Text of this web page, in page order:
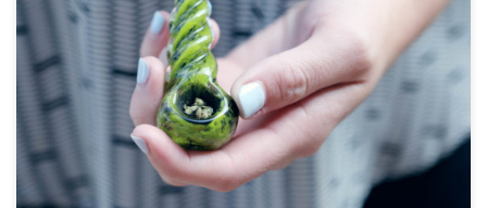
uzależnieniu od opioidów. Pensylwania dodała cztery nowe
choroby do listy warunków kwalifikujących się do programu
cannabis. Jednym z nich jest zaburzenie stosowania opioidów.
Włączenie uzależnienia od opioidów do listy warunków
kwalifikujących daje 21 stanów, które można leczyć marihuaną.
„Rozszerzyliśmy liczbę leczonych marihuaną schorzeń o choroby
neurodegeneracyjne, choroby terminalne, dyskinetyczne i
spastyczne zaburzenia ruchowe oraz […]